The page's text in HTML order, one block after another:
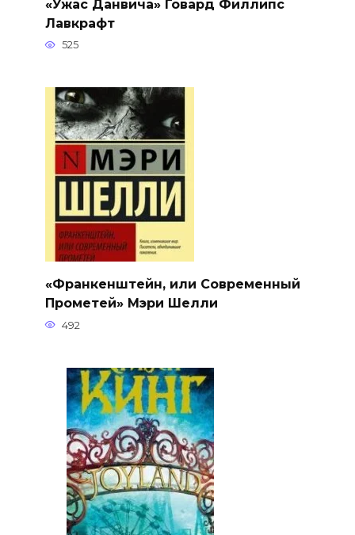
«Ужас Данвича» Говард Филлипс
Лавкрафт
525
«Франкенштейн, или Современный
Прометей» Мэри Шелли
492